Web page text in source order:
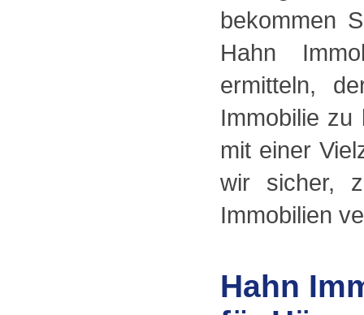
bekommen
Hahn
ermitteln,
Immobilie
mit einer
wir sicher,
Immobilien
Hahn